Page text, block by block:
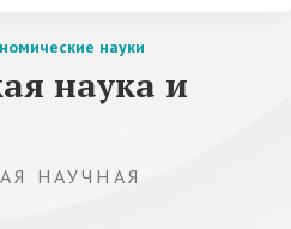
науки
наука и
НАУЧНАЯ